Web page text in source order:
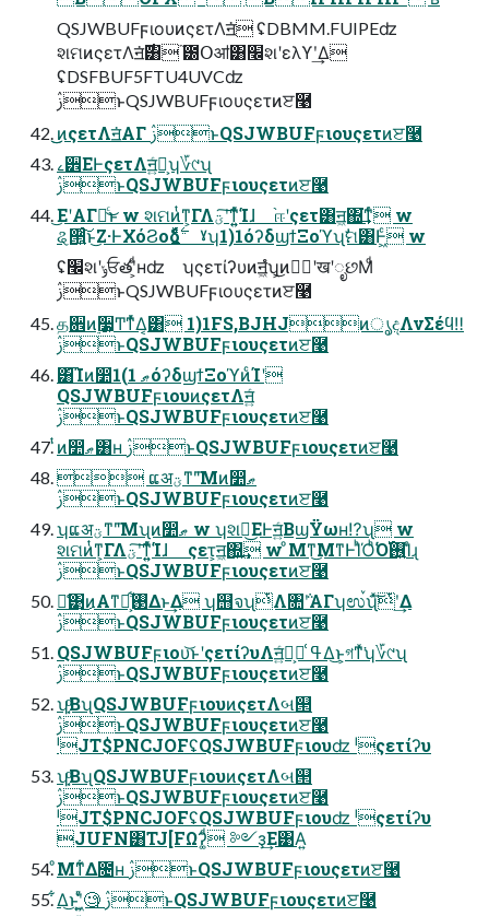
QSJWBUFϝιουͷςετΛॻ͘ ʢDBMM.FUIPEʣ
શମͷςετΛॻ࣌͘͸ ֘౰Օॴ͸׬શʹελϒʹ͢Δ
ʢDSFBUF5FTU4UVCʣ
ࢲͱQSJWBUFϝιουςετͷੲ࿩
͜͜ͷςετΛॻ͘ΑΓ ࢲͱQSJWBUFϝιουςετͷੲ࿩
ࡉ੾ΕͰςετΛॻ͍ͨํ͕ʮ؆୯ʯ
ࢲͱQSJWBUFϝιουςετͷੲ࿩
͜ΕʹΑΓಘͨ͜ͱ w શମͷͭͳ͕ΓΛؾʹ͠ͳ͍͍ͯͨ͘Ίɺ ֨ஈʹςετ͸ॻ͖΍͘͢ͳͬͨ w
ୡ੒͍ͨ͠ͱ͜Ζ·ͰΧόϨοδ͍͚࣋ͬͯͨ ˠʮ1)1όʔδϣϯΞοϓʯࣗମ͸Ͱ͖ͨ w
ʢ׬શʹݸਓతʹ͕ͩʜʣ ʮςετίʔυͷॻ͖ํʯ͕͜ͷظؒʹखʹೃછΜͩ
ࢲͱQSJWBUFϝιουςετͷੲ࿩
த਎ͷ࣮૷͕Ͳ͏ͳͬͯΔ͔͸ 1)1FS,BJHJͷൃදΛνΣέϥ‼
ࢲͱQSJWBUFϝιουςετͷੲ࿩
͸͡Ίͷ෺ޠ 1)1όʔδϣϯΞοϓͷͨΊʹ
QSJWBUFϝιουͷςετΛॻ͍ͨ
ࢲͱQSJWBUFϝιουςετͷੲ࿩
ͭ͗ͷ෺ޠ͸ʜ ࢲͱQSJWBUFϝιουςετͷੲ࿩
 ແअؾͳ"͞Μͷ෺ޠ
ࢲͱQSJWBUFϝιουςετͷੲ࿩
ʮແअؾͳ"͞Μʯͷ෺ޠ w ʮશ෦͜ΕͰॻ͍ͨΒϣΫωʜ⁉ʯ w
શମͷͭͳ͕ΓΛؾʹ͠ͳ͍͍ͯͨ͘Ίɺ ςετ͕ॻ͖΍͍͢ w ͦΜͳ͜ΜͳͰΊͪΌͪ͘Ό࢖͍࢝Ίͨɻ
ࢲͱQSJWBUFϝιουςετͷੲ࿩
ྫ͑͹͜ͷΑ͏ͳ࢓༷͕͋Δͱ͢Δ ʮ஫จʯͭΛ৚݅ʹΑΓʮಉࠝʯͯ͠ͭʹ͢Δ
ࢲͱQSJWBUFϝιουςετͷੲ࿩
QSJWBUFϝιου͝ͱʹςετίʔυΛॻ͍ͨํ͕ ߟ͑Δ͜ͱ͕গͳͯ͘ʮ؆୯ʯ
ࢲͱQSJWBUFϝιουςετͷੲ࿩
ʮָ͔ͩΒʯQSJWBUFϝιουͷςετΛબ୒
ࢲͱQSJWBUFϝιουςετͷੲ࿩
ˡJT$PNCJOFʢQSJWBUFϝιουʣ ˡςετίʔυ
ʮָ͔ͩΒʯQSJWBUFϝιουͷςετΛબ୒
ࢲͱQSJWBUFϝιουςετͷੲ࿩
ˡJT$PNCJOFʢQSJWBUFϝιουʣ ˡςετίʔυ
JUFN͸TJ[FΩʔ͚ͩ ༻ҙ͢Ε͹Α͍
ͦΜͳ͋Δ೔ʜ ࢲͱQSJWBUFϝιουςετͷੲ࿩
͋Δ͜ͱʹ͖͍ͮͨ🧐 ࢲͱQSJWBUFϝιουςετͷੲ࿩